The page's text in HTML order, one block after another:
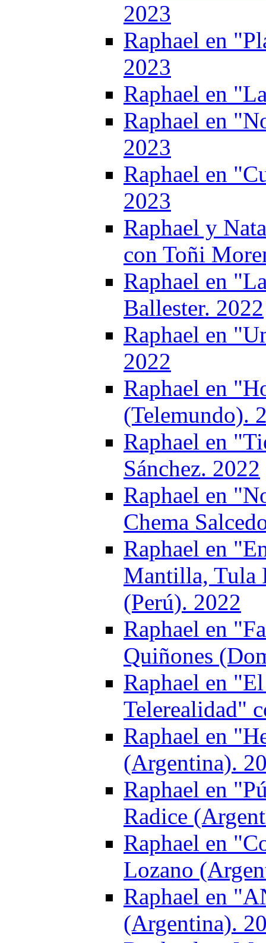
2023
Raphael en
2023
Raphael en
Raphael en
2023
Raphael en
2023
Raphael y
con Toñi
Raphael en
Ballester. 2022
Raphael en
2022
Raphael en
(Telemundo).
Raphael en
Sánchez. 2022
Raphael en
Chema
Raphael en
Mantilla, Tula
(Perú). 2022
Raphael en
Quiñones
Raphael en
Telerealidad"
Raphael en
(Argentina).
Raphael en
Radice
Raphael en
Lozano
Raphael en
(Argentina).